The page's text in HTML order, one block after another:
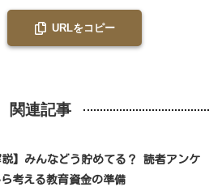
URLをコピー
関連記事
説】みんなどう貯めてる？ 読者アンケ
考える教育資金の準備